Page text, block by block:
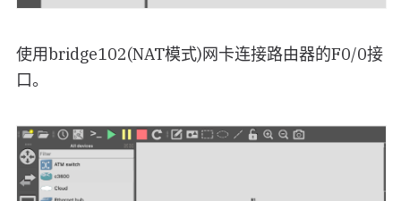
使用bridge102(NAT模式)网卡连接路由器的F0/0接
口。